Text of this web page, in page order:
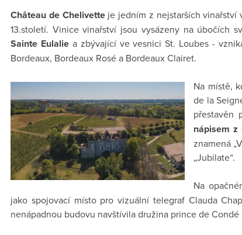
Château de Chelivetteje jedním z nejstarších vinařství
13.století. Vinice vinařství jsou vysázeny na úbočích
Sainte Eulaliea zbývající ve vesnici St. Loubes -
Bordeaux, Bordeaux Rosé a Bordeaux Clairet.
Na místě,
de la
přestavěn
nápisem
znamená
„Jubilate“.
Na
jako spojovací místo pro vizuální telegraf Clauda
nenápadnou budovu navštívila družina prince de